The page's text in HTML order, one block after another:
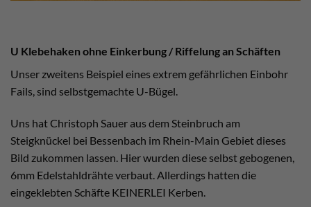
U Klebehaken ohne Einkerbung / Riffelung an Schäften
Unser zweitens Beispiel eines extrem gefährlichen Einbohr
Fails, sind selbstgemachte U-Bügel.
Uns hat Christoph Sauer aus dem Steinbruch am
Steigknückel bei Bessenbach im Rhein-Main Gebiet dieses
Bild zukommen lassen. Hier wurden diese selbst gebogenen,
6mm Edelstahldrähte verbaut. Allerdings hatten die
eingeklebten Schäfte KEINERLEI Kerben.